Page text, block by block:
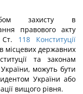
захисту в
правового акту
118 Конституції
місцевих державних
та законам
можуть бути
України або
вищого рівня.